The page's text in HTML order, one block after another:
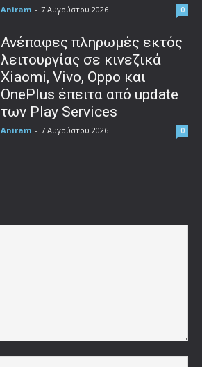
Aniram - 7 Αυγούστου 2026 0
Ανέπαφες πληρωμές εκτός
λειτουργίας σε κινεζικά
Xiaomi, Vivo, Oppo και
OnePlus έπειτα από update
των Play Services
Aniram - 7 Αυγούστου 2026 0